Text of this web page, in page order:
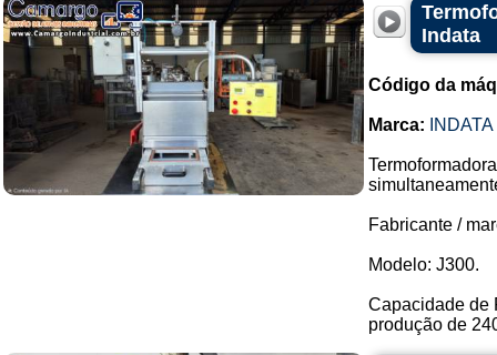
Indata
Código da
Marca: INDATA
Fabricante /
Modelo: J300.
Capacidade de
produção de